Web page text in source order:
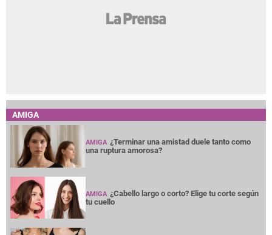
AMIGA
AMIGA ¿Terminar una amistad duele tanto como
una ruptura amorosa?
AMIGA ¿Cabello largo o corto? Elige tu corte según
tu cuello